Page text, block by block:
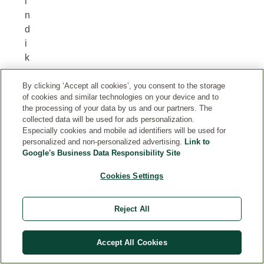
n
d
i
k
a
t
o
r
i
m
a
i
o
By clicking ‘Accept all cookies’, you consent to the storage
of cookies and similar technologies on your device and to
the processing of your data by us and our partners. The
collected data will be used for ads personalization.
Especially cookies and mobile ad identifiers will be used for
personalized and non-personalized advertising. Link to
Google's Business Data Responsibility Site
Cookies Settings
Reject All
Accept All Cookies